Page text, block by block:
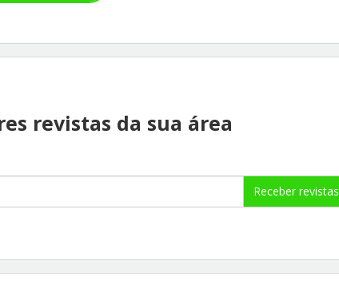
revistas da sua área
Receber revistas